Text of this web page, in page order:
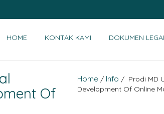
HOME KONTAK KAMI DOKUMEN
Of
Home / Info / Prodi MD
Development Of Online